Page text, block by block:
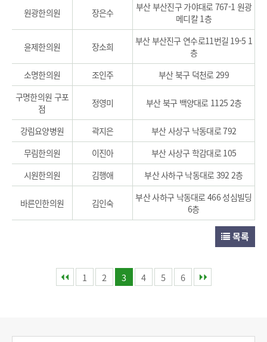
원광한의원 장은수
부산 부산진구 가야대로 767-1 원광
메디칼 1층
윤제한의원 장소희
부산 부산진구 연수로11번길 19-5 1
층
소명한의원
조인주
부산 북구 덕천로 299
구명한의원 구포
점
정영미 부산 북구 백양대로 1125 2층
강림요양병원 곽지은
부산 사상구 낙동대로 792
무림한의원
이진아
부산 사상구 학감대로 105
시원한의원
김행애 부산 사하구 낙동대로 392 2층
바른인한의원 김인숙
부산 사하구 낙동대로 466 성심빌딩
6층
목록
1 2 3 4 5 6